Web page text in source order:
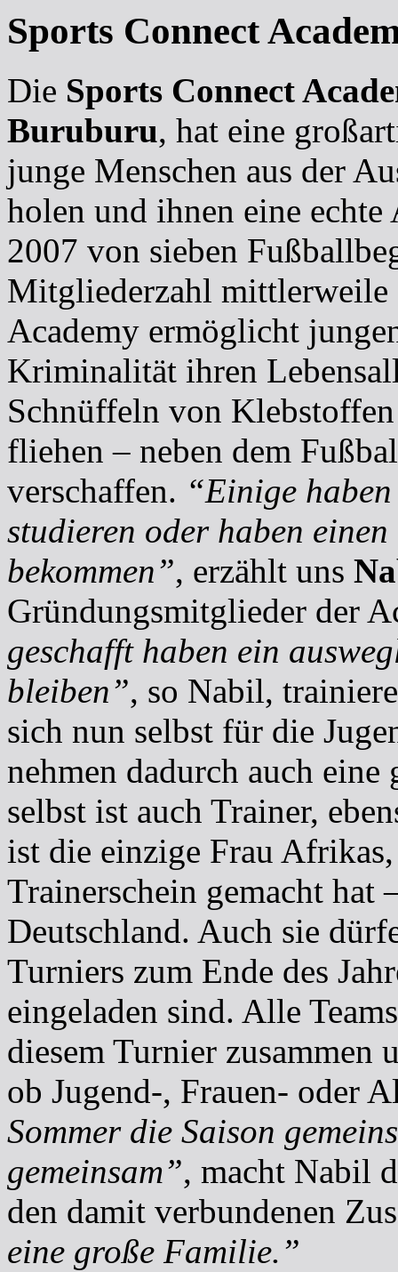
Sports Connect
Die Sports Connect
Buruburu, hat eine
junge Menschen aus der
holen und ihnen eine
2007 von sieben
Mitgliederzahl mittlerweile
Academy ermöglicht
Kriminalität ihren
Schnüffeln von Klebstoffen
fliehen – neben dem
verschaffen. “Einige
studieren oder haben
bekommen”, erzählt uns
Gründungsmitglieder der
geschafft haben ein
bleiben”, so Nabil,
sich nun selbst für die
nehmen dadurch auch
selbst ist auch Trainer,
ist die einzige Frau
Trainerschein gemacht hat
Deutschland. Auch sie
Turniers zum Ende des
eingeladen sind. Alle
diesem Turnier zusammen
ob Jugend-, Frauen- oder
Sommer die Saison
gemeinsam”, macht Nabil
den damit verbundenen
eine große Familie.”